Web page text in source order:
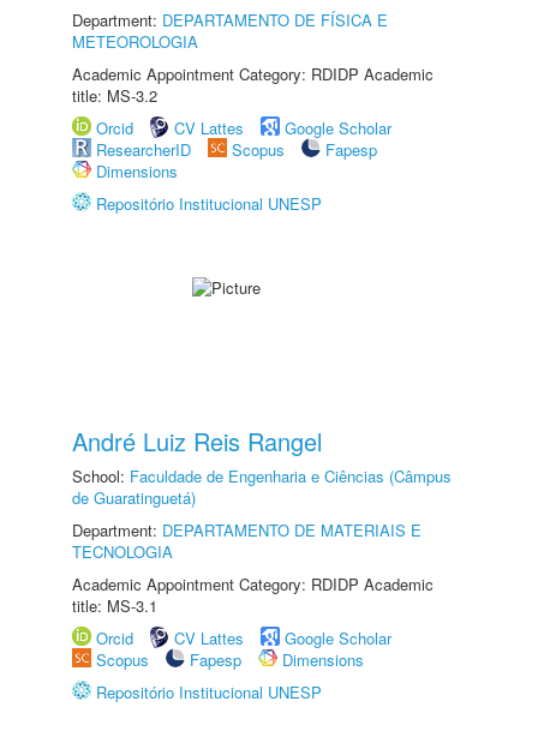
Department: DEPARTAMENTO DE FÍSICA E
METEOROLOGIA
Academic Appointment Category: RDIDP Academic
title: MS-3.2
Orcid
CV Lattes
Google Scholar
ResearcherID
Scopus
Fapesp
Dimensions
Repositório Institucional UNESP
André Luiz Reis Rangel
School: Faculdade de Engenharia e Ciências (Câmpus
de Guaratinguetá)
Department: DEPARTAMENTO DE MATERIAIS E
TECNOLOGIA
Academic Appointment Category: RDIDP Academic
title: MS-3.1
Orcid
CV Lattes
Google Scholar
Scopus
Fapesp
Dimensions
Repositório Institucional UNESP